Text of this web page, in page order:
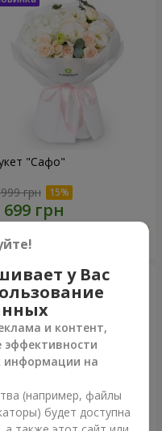
"Сафо"
грн
у Вас
и контент,
эффективности
информации на
(например, файлы
будет доступна